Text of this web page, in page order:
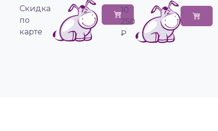
Cкидка
по
карте
10
250
₽